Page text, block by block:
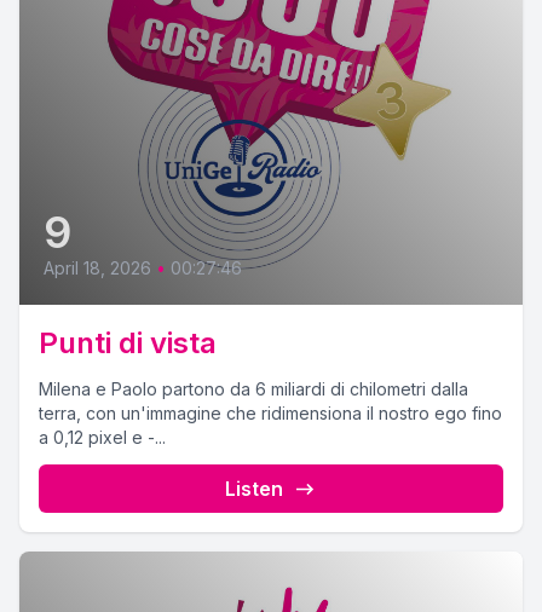
9
April 18, 2026 • 00:27:46
Punti di vista
Milena e Paolo partono da 6 miliardi di chilometri dalla
terra, con un'immagine che ridimensiona il nostro ego fino
a 0,12 pixel e -...
Listen